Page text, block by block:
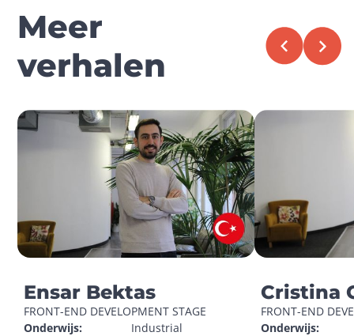
Meer
verhalen
Ensar Bektas
FRONT-END DEVELOPMENT STAGE
Onderwijs:
Industrial
Cristina
FRONT-END
Onderwijs: